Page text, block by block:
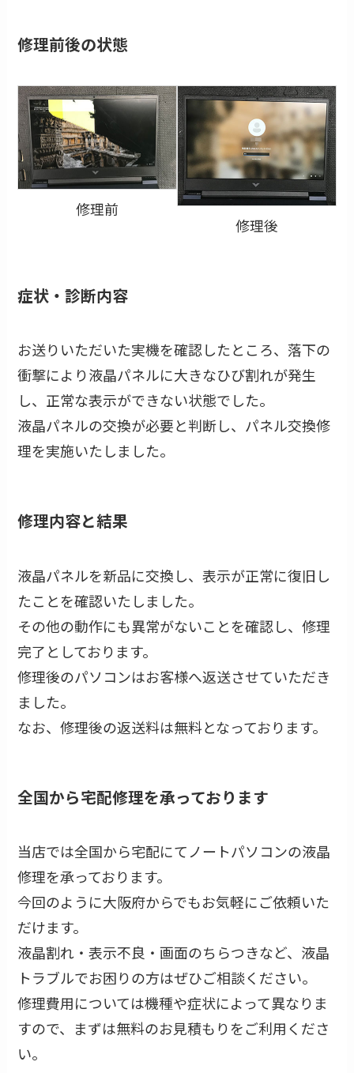
修理前後の状態
修理前
修理後
症状・診断内容
お送りいただいた実機を確認したところ、落下の
衝撃により液晶パネルに大きなひび割れが発生
し、正常な表示ができない状態でした。
液晶パネルの交換が必要と判断し、パネル交換修
理を実施いたしました。
修理内容と結果
液晶パネルを新品に交換し、表示が正常に復旧し
たことを確認いたしました。
その他の動作にも異常がないことを確認し、修理
完了としております。
修理後のパソコンはお客様へ返送させていただき
ました。
なお、修理後の返送料は無料となっております。
全国から宅配修理を承っております
当店では全国から宅配にてノートパソコンの液晶
修理を承っております。
今回のように大阪府からでもお気軽にご依頼いた
だけます。
液晶割れ・表示不良・画面のちらつきなど、液晶
トラブルでお困りの方はぜひご相談ください。
修理費用については機種や症状によって異なりま
すので、まずは無料のお見積もりをご利用くださ
い。